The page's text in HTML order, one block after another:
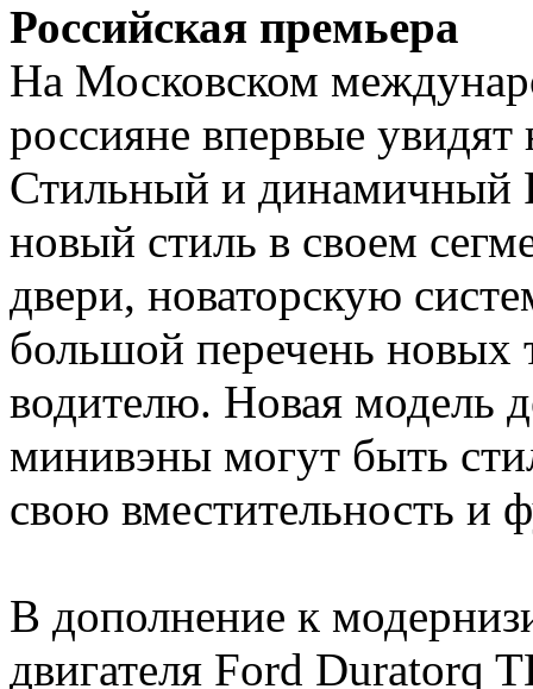
Российская премьера
На Московском
россияне впервые
Стильный и динамичный
новый стиль в своем
двери, новаторскую
большой перечень
водителю. Новая модель
минивэны могут быть
свою вместительность и
В дополнение к
двигателя Ford Duratorq